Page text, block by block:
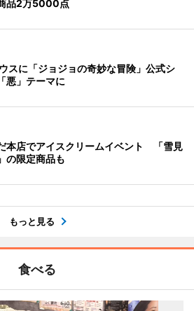
品2万5000点
スに「ジョジョの奇妙な冒険」公式シ
悪」テーマに
本店でアイスクリームイベント 「雪見
の限定商品も
もっと見る
食べる